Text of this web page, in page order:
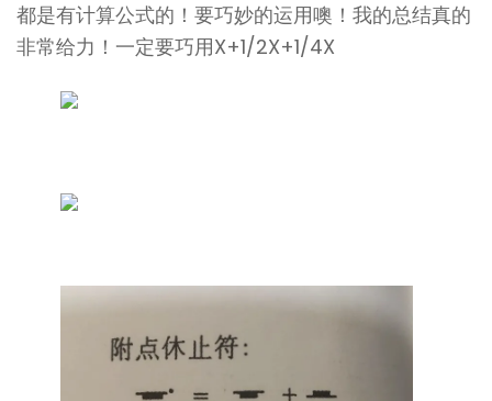
都是有计算公式的！要巧妙的运用噢！我的总结真的
非常给力！一定要巧用X+1/2X+1/4X